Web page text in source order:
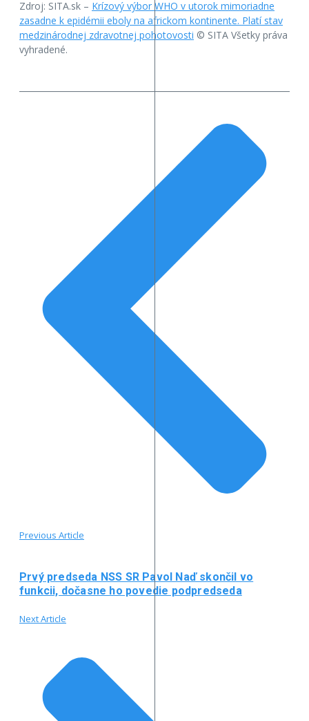
Zdroj: SITA.sk – Krízový výbor WHO v utorok mimoriadne
zasadne k epidémii eboly na africkom kontinente. Platí stav
medzinárodnej zdravotnej pohotovosti © SITA Všetky práva
vyhradené.
Previous Article
Prvý predseda NSS SR Pavol Naď skončil vo
funkcii, dočasne ho povedie podpredseda
Next Article